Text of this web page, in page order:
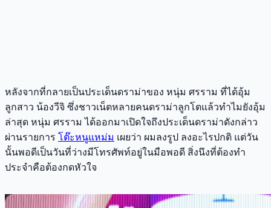
หลังจากที่กลายเป็นประเด็นดราม่าของ หนุ่ม ศรราม ที่ได้อุ้ม
ลูกสาว น้องวีจิ ซึ่งชาวเน็ตหลายคนดราม่าลูกโตแล้วทำไมยังอุ้ม
ล่าสุด หนุ่ม ศรราม ได้ออกมาเปิดใจถึงประเด็นดราม่าดังกล่าว
ผ่านรายการ โต๊ะหนูแหม่ม เผยว่า ผมลงรูป ลงอะไรปกติ แต่วัน
นั้นพอดีเป็นวันที่ว่างมีโทรศัพท์อยู่ในมือพอดี สิ่งนึงที่ต้องทำ
ประจำคือต้องกดหัวใจ